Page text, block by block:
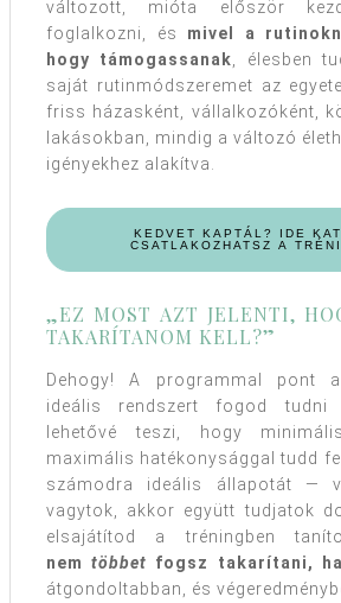
változott, mióta először
foglalkozni, és mivel a
hogy támogassanak , élesben
saját rutinmódszeremet az
friss házasként, vállalkozóként,
lakásokban, mindig a változó
igényekhez alakítva.
KEDVET KAPTÁL? IDE
CSATLAKOZHATSZ A
„EZ MOST AZT JELENTI,
TAKARÍTANOM KELL?”
Dehogy! A programmal pont
ideális rendszert fogod tudni
lehetővé teszi, hogy
maximális hatékonysággal tudd
számodra ideális állapotát —
vagytok, akkor együtt tudjatok
elsajátítod a tréningben
nemtöbbet fogsz takarítani,
átgondoltabban, és